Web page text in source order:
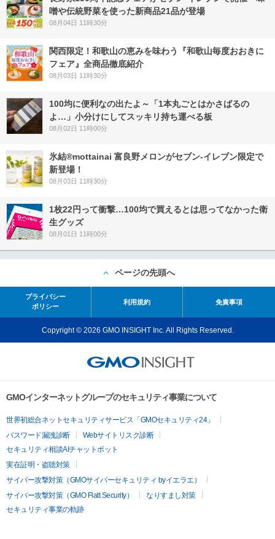
噌や伝統野菜を使った新商品21品が登場
08月04日 11時30分
関西限定！和歌山の恵みを味わう『和歌山毎度おおきに
フェア』全商品徹底紹介
08月03日 11時30分
100均に便利なの出たよ～「1本丸ごとはかさばるの
よ…」小分けにしてスッキリ持ち運べる板
08月02日 11時00分
氷結®mottainai 富良野メロンがセブン‐イレブン限定で
新登場！
08月03日 11時30分
1枚22円って衝撃…100均で買えるとは思ってなかった衛
生グッズ
08月01日 11時00分
ページの先頭へ
プライバシー
ポリシー
利用規約 免責事項
Copyright © 2026 GMO INSIGHT Inc. All Rights Reserved.
GMOインターネットグループのセキュリティ事業について
世界初総合ネットセキュリティサービス「GMOセキュリティ24」
パスワード漏洩診断
Webサイトリスク診断
セキュリティ相談AIチャットボット
実在証明・盗聴対策
サイバー攻撃対策（GMOサイバーセキュリティ byイエラエ）
サイバー攻撃対策（GMO Flatt Security）
なりすまし対策
セキュリティ事業の軌跡